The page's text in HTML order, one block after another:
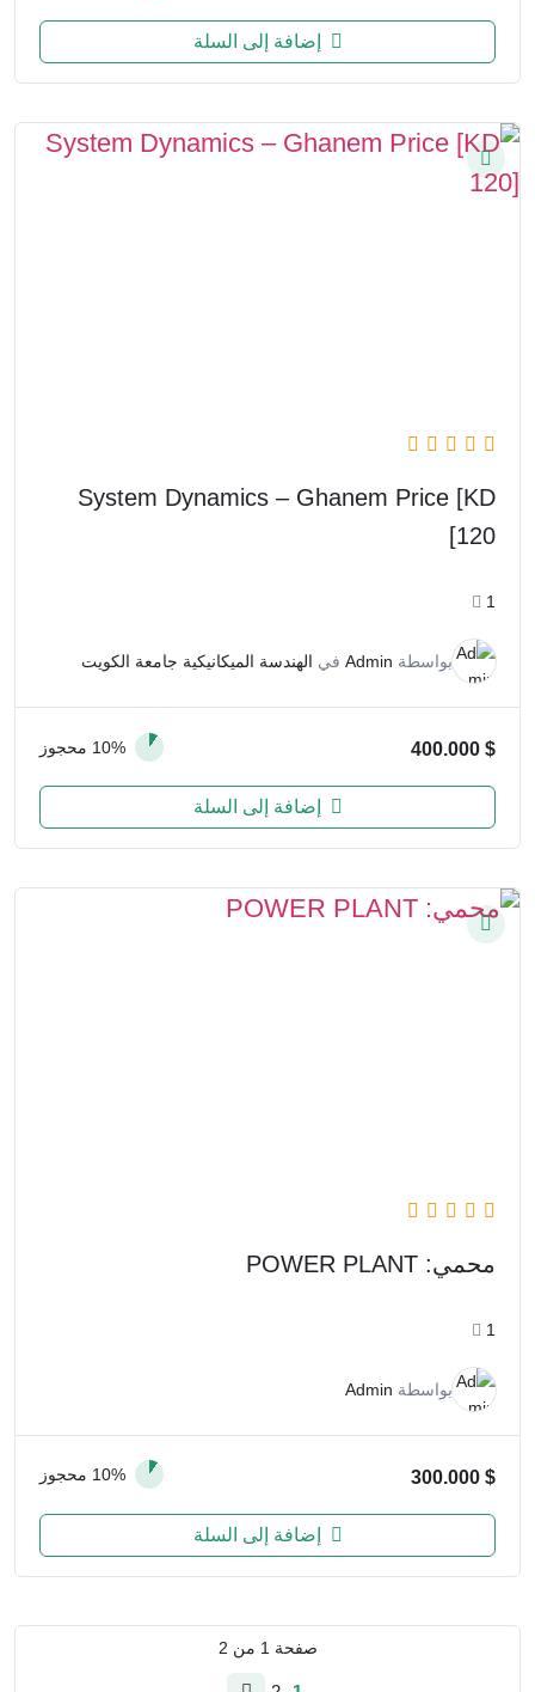
إضافة إلى السلة
System Dynamics – Ghanem Price [KD
120]
1
بواسطة Admin في الهندسة الميكانيكية جامعة الكويت
400.000 $ 10% محجوز
إضافة إلى السلة
محمي: POWER PLANT
1
بواسطة Admin
300.000 $ 10% محجوز
إضافة إلى السلة
صفحة 1 من 2